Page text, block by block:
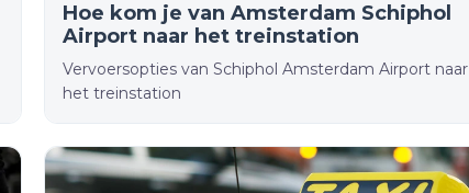
Hoe kom je van Amsterdam Schiphol
Airport naar het treinstation
Vervoersopties van Schiphol Amsterdam Airport naar
het treinstation